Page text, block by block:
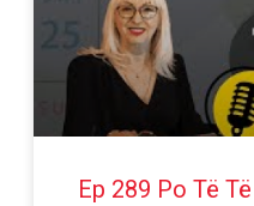
Ep 289 Po Të